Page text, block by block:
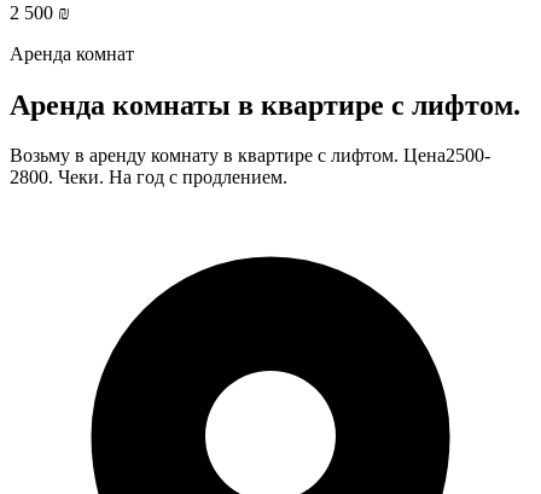
2 500 ₪
Аренда комнат
Аренда комнаты в квартире с лифтом.
Возьму в аренду комнату в квартире с лифтом. Цена2500-
2800. Чеки. На год с продлением.